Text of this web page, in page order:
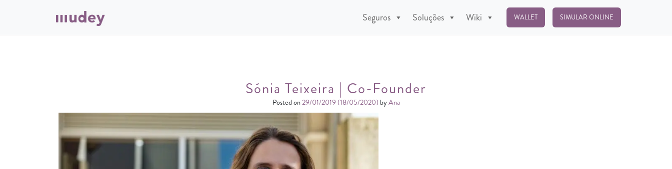
Seguros Soluções Wiki WALLET SIMULAR ONLINE
Sónia Teixeira | Co-Founder
Posted on29/01/2019 (18/05/2020) byAna